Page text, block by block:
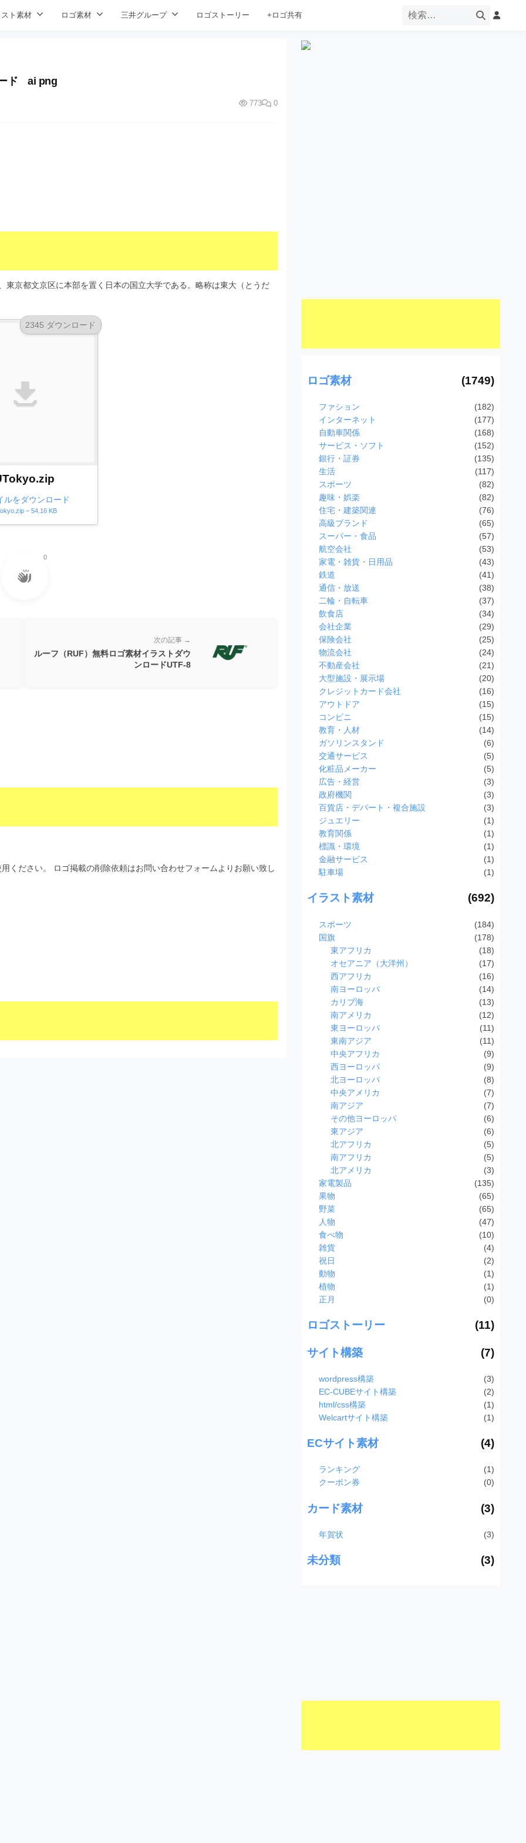
ト素材 ロゴ素材 三井グループ ロゴストーリー +ロゴ共有
ード ai png
773 0
京都文京区に本部を置く日本の国立大学である。略称は東大（とうだ
2345 ダウンロード
ルをダウンロード
– 54.16 KB
0
次の記事 →
ルーフ（RUF）無料ロゴ素材イラストダウ
ンロードUTF-8
ください。 ロゴ掲載の削除依頼はお問い合わせフォームよりお願い致し
ロゴ素材 (1749)
ファション
(182)
インターネット
(177)
自動車関係
(168)
サービス・ソフト
(152)
銀行・証券
(135)
生活
(117)
スポーツ
(82)
趣味・娯楽
(82)
住宅・建築関連
(76)
高級ブランド
(65)
スーパー・食品
(57)
航空会社
(53)
家電・雑貨・日用品
(43)
鉄道
(41)
通信・放送
(38)
二輪・自転車
(37)
飲食店
(34)
会社企業
(29)
保険会社
(25)
物流会社
(24)
不動産会社
(21)
大型施設・展示場
(20)
クレジットカード会社
(16)
アウトドア
(15)
コンビニ
(15)
教育・人材
(14)
ガソリンスタンド
(6)
交通サービス
(5)
化粧品メーカー
(5)
広告・経営
(3)
政府機関
(3)
百貨店・デパート・複合施設
(3)
ジュエリー
(1)
教育関係
(1)
標識・環境
(1)
金融サービス
(1)
駐車場
(1)
イラスト素材 (692)
スポーツ
(184)
国旗
(178)
東アフリカ
(18)
オセアニア（大洋州）
(17)
西アフリカ
(16)
南ヨーロッパ
(14)
カリブ海
(13)
南アメリカ
(12)
東ヨーロッパ
(11)
東南アジア
(11)
中央アフリカ
(9)
西ヨーロッパ
(9)
北ヨーロッパ
(8)
中央アメリカ
(7)
南アジア
(7)
その他ヨーロッパ
(6)
東アジア
(6)
北アフリカ
(5)
南アフリカ
(5)
北アメリカ
(3)
家電製品
(135)
果物
(65)
野菜
(65)
人物
(47)
食べ物
(10)
雑貨
(4)
祝日
(2)
動物
(1)
植物
(1)
正月
(0)
ロゴストーリー (11)
サイト構築 (7)
wordpress構築
(3)
EC-CUBEサイト構築
(2)
html/css構築
(1)
Welcartサイト構築
(1)
ECサイト素材 (4)
ランキング
(1)
クーポン券
(0)
カード素材 (3)
年賀状 (3)
未分類 (3)